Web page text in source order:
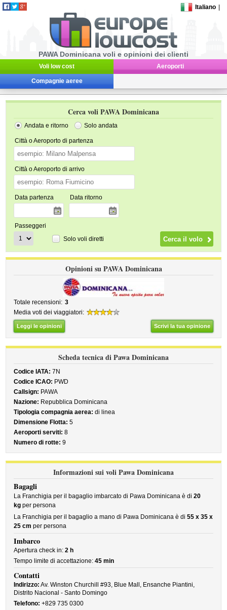
Italiano
PAWA Dominicana voli e opinioni dei clienti
Voli low cost Aeroporti
Compagnie aeree
Cerca voli PAWA Dominicana
Andata e ritorno Solo andata
Città o Aeroporto di partenza
Città o Aeroporto di arrivo
Data partenza Data ritorno
Passeggeri
Solo voli diretti
Opinioni su PAWA Dominicana
Totale recensioni: 3
Media voti dei viaggiatori:
Leggi le opinioni Scrivi la tua opinione
Scheda tecnica di Pawa Dominicana
Codice IATA: 7N
Codice ICAO: PWD
Callsign: PAWA
Nazione: Repubblica Dominicana
Tipologia compagnia aerea: di linea
Dimensione Flotta: 5
Aeroporti serviti: 8
Numero di rotte: 9
Informazioni sui voli Pawa Dominicana
Bagagli
La Franchigia per il bagaglio imbarcato di Pawa Dominicana è di20
kg per persona
La Franchigia per il bagaglio a mano di Pawa Dominicana è di55 x 35 x
25 cm per persona
Imbarco
Apertura check in:2 h
Tempo limite di accettazione:45 min
Contatti
Indirizzo: Av. Winston Churchill #93, Blue Mall, Ensanche Piantini,
Distrito Nacional - Santo Domingo
Telefono: +829 735 0300